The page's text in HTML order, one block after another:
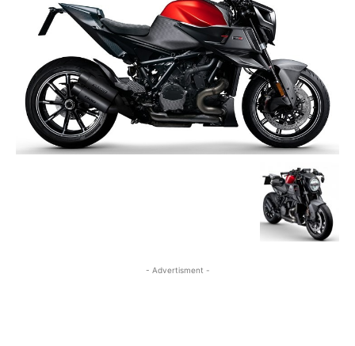
- Advertisment -